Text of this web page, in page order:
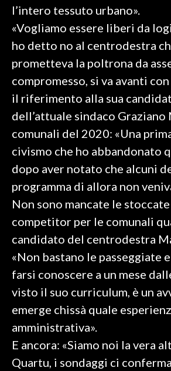
#CARAUNIONE
3 MINUTI CON
INSULARITÀ
INFO AZIENDE
ABBONATI
ANNUNCI
NECROLOGI
PUBBLICITÀ
SPIAGGE
STORE
l’intero tessuto urbano».
«Vogliamo essere liberi da
ho detto no al centrodestra
prometteva la poltrona da
compromesso, si va avanti
il riferimento alla sua
dell’attuale sindaco Graziano
comunali del 2020: «Una
civismo che ho abbandonato
dopo aver notato che alcuni
programma di allora non
Non sono mancate le
competitor per le comunali
candidato del centrodestra
«Non bastano le passeggiate
farsi conoscere a un mese
visto il suo curriculum, è un
emerge chissà quale
amministrativa».
E ancora: «Siamo noi la vera
Quartu, i sondaggi ci